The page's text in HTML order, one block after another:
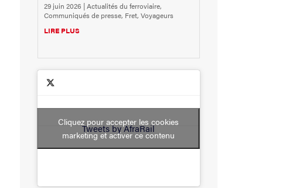
29 juin 2026 |Actualités du ferroviaire,
Communiqués de presse, Fret, Voyageurs
LIRE PLUS
Tweets by AfraRail
Cliquez pour accepter les cookies
marketing et activer ce contenu